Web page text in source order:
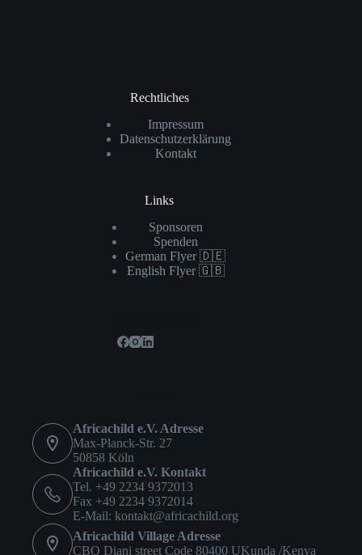
Rechtliches
Impressum
Datenschutzerklärung
Kontakt
Links
Sponsoren
Spenden
German Flyer 🇩🇪
English Flyer 🇬🇧
Africachild e.V. Adresse
Max-Planck-Str. 27
50858 Köln
Africachild e.V. Kontakt
Tel. +49 2234 9372013
Fax +49 2234 9372014
E-Mail: kontakt@africachild.org
Africachild Village Adresse
CBO Diani street Code 80400 UKunda /Kenya